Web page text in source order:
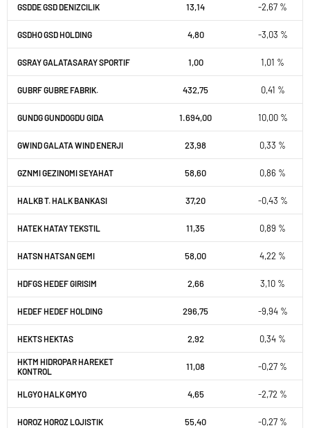
GSDDE GSD DENIZCILIK 13,14 -2,67 %
GSDHO GSD HOLDING 4,80 -3,03 %
GSRAY GALATASARAY SPORTIF 1,00 1,01 %
GUBRF GUBRE FABRIK. 432,75 0,41 %
GUNDG GUNDOGDU GIDA 1.694,00 10,00 %
GWIND GALATA WIND ENERJI 23,98 0,33 %
GZNMI GEZINOMI SEYAHAT 58,60 0,86 %
HALKB T. HALK BANKASI 37,20 -0,43 %
HATEK HATAY TEKSTIL 11,35 0,89 %
HATSN HATSAN GEMI 58,00 4,22 %
HDFGS HEDEF GIRISIM 2,66 3,10 %
HEDEF HEDEF HOLDING 296,75 -9,94 %
HEKTS HEKTAS 2,92 0,34 %
HKTM HIDROPAR HAREKET
KONTROL
11,08 -0,27 %
HLGYO HALK GMYO 4,65 -2,72 %
HOROZ HOROZ LOJISTIK 55,40 -0,27 %